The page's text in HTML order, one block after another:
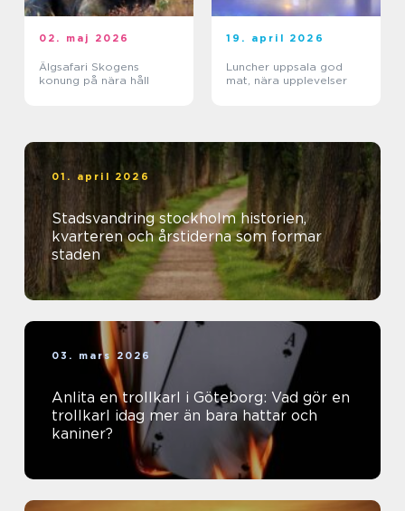
02. maj 2026
Älgsafari Skogens
konung på nära håll
19. april 2026
Luncher uppsala god
mat, nära upplevelser
01. april 2026
Stadsvandring stockholm historien,
kvarteren och årstiderna som formar
staden
03. mars 2026
Anlita en trollkarl i Göteborg: Vad gör en
trollkarl idag mer än bara hattar och
kaniner?